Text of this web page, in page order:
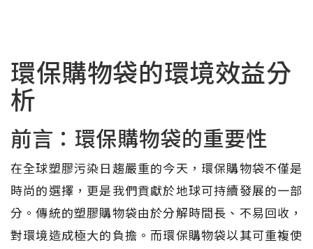
環保購物袋的環境效益分
析
前言：環保購物袋的重要性
在全球塑膠污染日趨嚴重的今天，環保購物袋不僅是
時尚的選擇，更是我們貢獻於地球可持續發展的一部
分。傳統的塑膠購物袋由於分解時間長、不易回收，
對環境造成極大的負擔。而環保購物袋以其可重複使